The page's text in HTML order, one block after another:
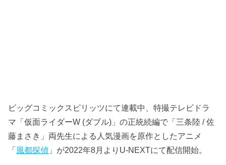
ビッグコミックスピリッツにて連載中、特撮テレビドラ
マ「仮面ライダーW (ダブル)」の正統続編で「三条陸 / 佐
藤まさき」両先生による人気漫画を原作としたアニメ
「 風都探偵 」が2022年8月よりU-NEXTにて配信開始。